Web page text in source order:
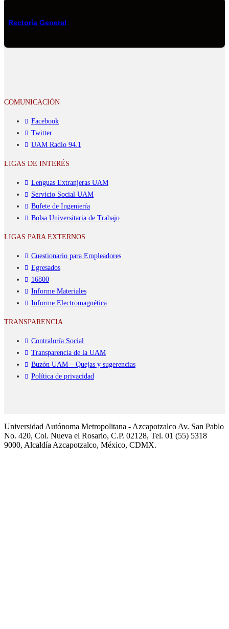
Rectoría General
COMUNICACIÓN
Facebook
Twitter
UAM Radio 94.1
LIGAS DE INTERÉS
Lenguas Extranjeras UAM
Servicio Social UAM
Bufete de Ingeniería
Bolsa Universitaria de Trabajo
LIGAS PARA EXTERNOS
Cuestionario para Empleadores
Egresados
16800
Informe Materiales
Informe Electromagnética
TRANSPARENCIA
Contraloría Social
Transparencia de la UAM
Buzón UAM – Quejas y sugerencias
Política de privacidad
Universidad Autónoma Metropolitana - Azcapotzalco Av. San Pablo
No. 420, Col. Nueva el Rosario, C.P. 02128, Tel. 01 (55) 5318
9000, Alcaldía Azcapotzalco, México, CDMX.